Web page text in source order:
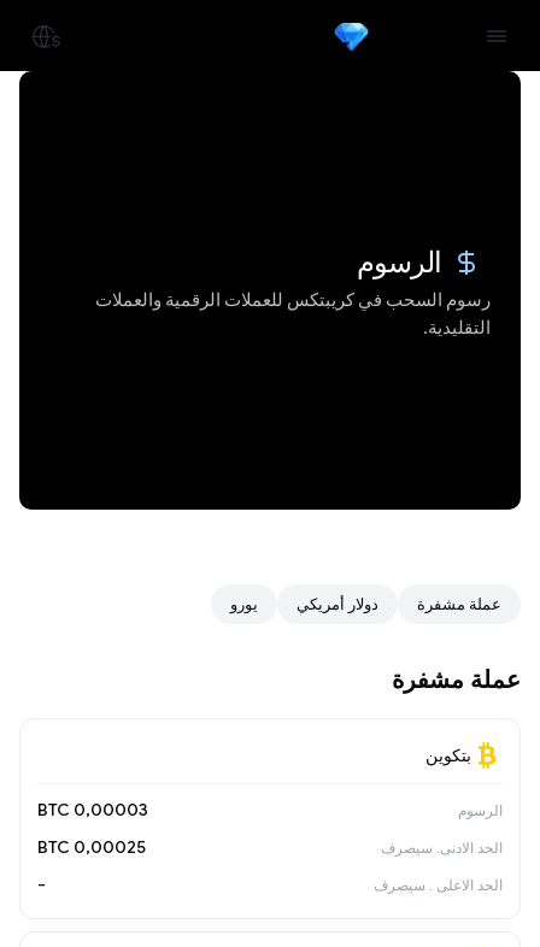
الرسوم
رسوم السحب في كريبتكس للعملات الرقمية والعملات
التقليدية.
عملة مشفرة دولار أمريكي يورو
عملة مشفرة
بتكوين
0,00003 BTC
0,00025 BTC
-